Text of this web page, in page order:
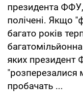
президента ФФУ,
полічені. Якщо
багато років
яких президент
"розперезалися
пробачать ...